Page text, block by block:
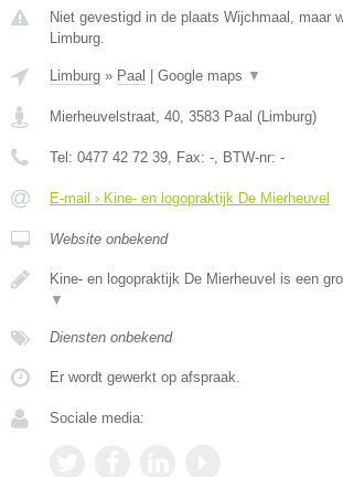
Niet gevestigd in de plaats Wijchmaal, maar
Limburg.
Limburg » Paal Google maps ▼
Mierheuvelstraat, 40, 3583 Paal (Limburg)
Tel: 0477 42 72 39, Fax: -, BTW-nr: -
E-mail › Kine- en logopraktijk De Mierheuvel
Website onbekend
Kine- en logopraktijk De Mierheuvel is een
▼
Diensten onbekend
Er wordt gewerkt op afspraak.
Sociale media: